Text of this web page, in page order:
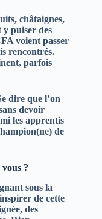
châtaignes,
y puiser des
voient passer
rencontrés.
parfois
dire que l’on
devoir
les apprentis
de
?
sous la
de cette
des